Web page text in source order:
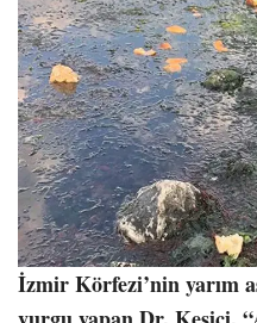
İzmir Körfezi’nin yarım